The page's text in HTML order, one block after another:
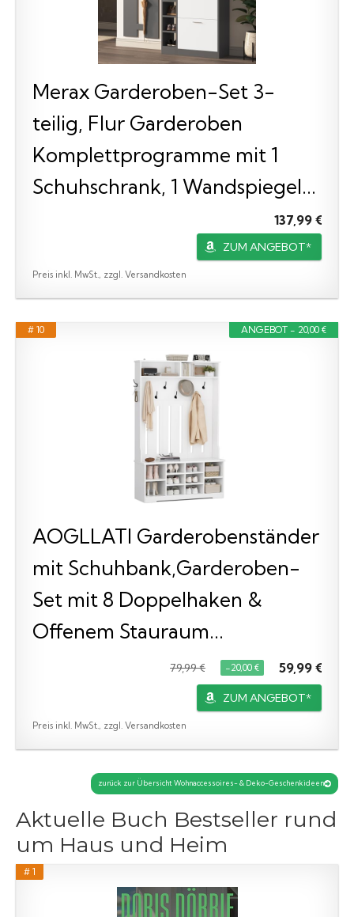
Merax Garderoben-Set 3-
teilig, Flur Garderoben
Komplettprogramme mit 1
Schuhschrank, 1 Wandspiegel...
137,99 €
ZUM ANGEBOT*
Preis inkl. MwSt., zzgl. Versandkosten
ANGEBOT - 20,00 €
# 10
AOGLLATI Garderobenständer
mit Schuhbank,Garderoben-
Set mit 8 Doppelhaken &
Offenem Stauraum...
79,99 € −20,00 € 59,99 €
ZUM ANGEBOT*
Preis inkl. MwSt., zzgl. Versandkosten
zurück zur Übersicht Wohnaccessoires- & Deko-Geschenkideen
Aktuelle Buch Bestseller rund
um Haus und Heim
# 1